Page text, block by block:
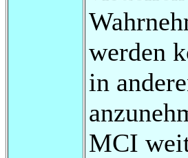
werden
in
MCI